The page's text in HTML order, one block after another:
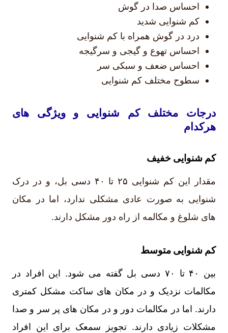
احساس صدا در گوش
کم شنوایی شدید
درد در گوش همراه با کم شنوایی
احساس تهوع و گیجی و سرگیجه
احساس ضعف و سبکی سر
سطوح مختلف کم شنوایی
درجات مختلف کم شنوایی و ویژگی های
هرکدام
کم شنوایی خفیف
مقدار این کم شنوایی ۲۵ تا ۴۰ دسی بل، و در درک
شنوایی به صورت عادی مشکلی ندارد، اما در مکان
های شلوغ و مکالمه از راه دور مشکل دارند.
کم شنوایی متوسط
بین ۴۰ تا ۷۰ دسی بل گفته می شود. این افراد در
مکالمات نزدیک و در مکان های ساکت مشکل کمتری
دارند. اما در مکالمات دور و در مکان های پر سر و صدا
مشکلات زیادی دارند. تجویز سمعک برای این افراد